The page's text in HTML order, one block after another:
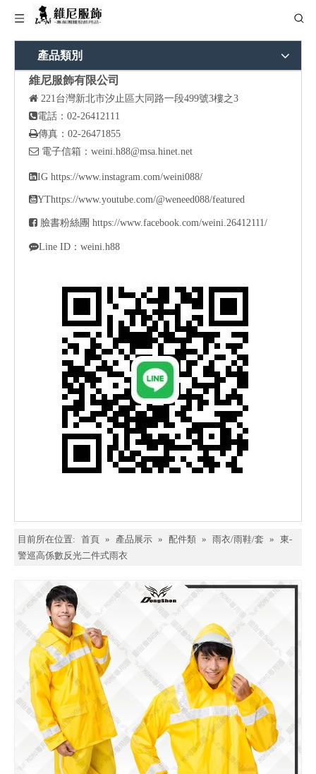
產品類別
維尼服飾有限公司
 221台灣新北市汐止區大同路一段499號3樓之3
電話：02-26412111
傳真：02-26471855
 電子信箱： weini.h88@msa.hinet.net
IG https://www.instagram.com/weini088/
YThttps://www.youtube.com/@weneed088/featured
 臉書粉絲團 https://www.facebook.com/weini.26412111/
Line ID：weini.h88
目前所在位置: 首頁 » 產品展示 » 配件類 » 雨衣/雨鞋/套 » 東-
警巡高係數反光二件式雨衣